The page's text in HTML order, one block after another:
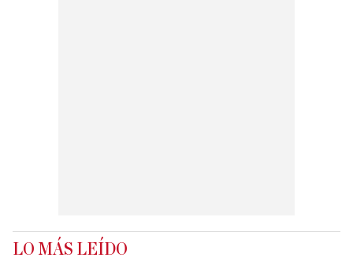
LO MÁS LEÍDO